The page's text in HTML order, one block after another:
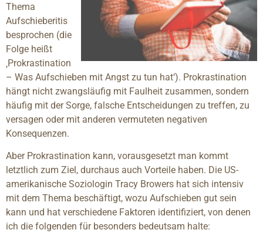
Thema
Aufschieberitis
besprochen (die
Folge heißt
‚Prokrastination
– Was Aufschieben mit Angst zu tun hat‘). Prokrastination
hängt nicht zwangsläufig mit Faulheit zusammen, sondern
häufig mit der Sorge, falsche Entscheidungen zu treffen, zu
versagen oder mit anderen vermuteten negativen
Konsequenzen.
Aber Prokrastination kann, vorausgesetzt man kommt
letztlich zum Ziel, durchaus auch Vorteile haben. Die US-
amerikanische Soziologin Tracy Browers hat sich intensiv
mit dem Thema beschäftigt, wozu Aufschieben gut sein
kann und hat verschiedene Faktoren identifiziert, von denen
ich die folgenden für besonders bedeutsam halte: